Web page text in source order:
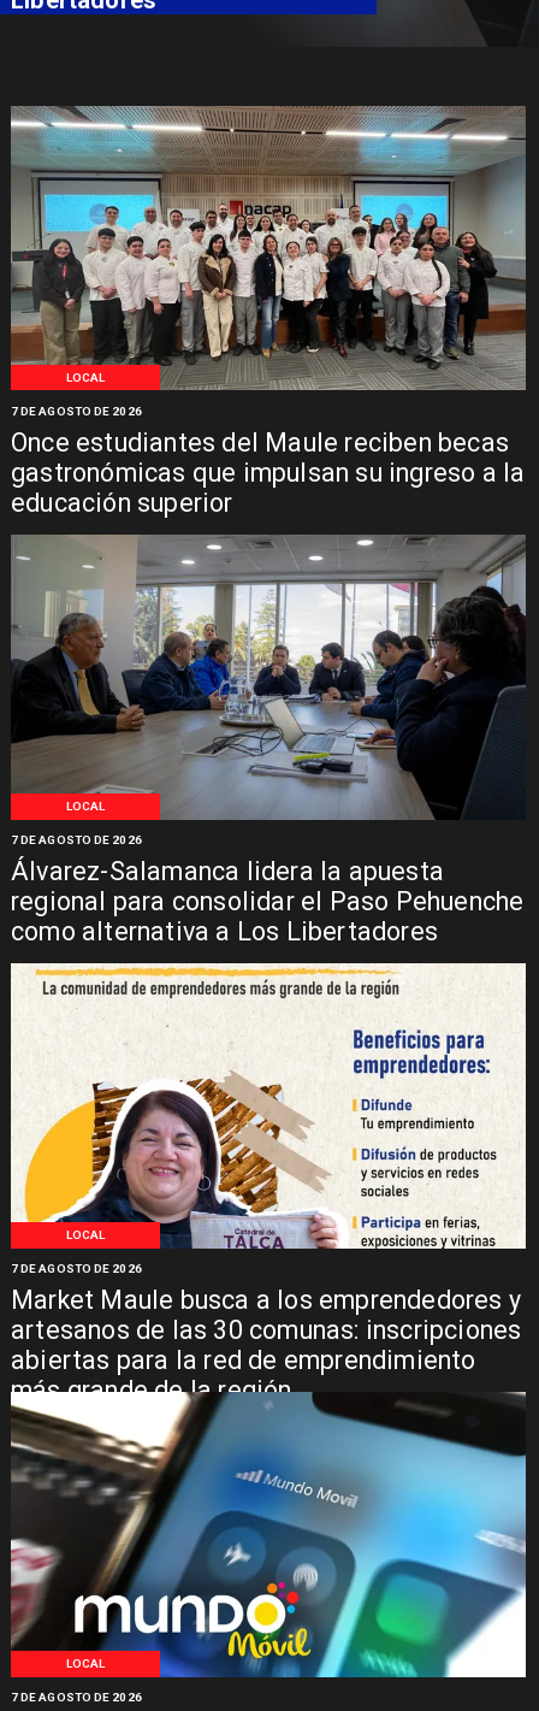
LOCAL
Once estudiantes del Maule reciben becas
gastronómicas que impulsan su ingreso a la
educación superior
7 DE AGOSTO DE 2026
LOCAL
Álvarez-Salamanca lidera la apuesta
regional para consolidar el Paso Pehuenche
como alternativa a Los Libertadores
7 DE AGOSTO DE 2026
LOCAL
Market Maule busca a los emprendedores y
artesanos de las 30 comunas: inscripciones
abiertas para la red de emprendimiento
más grande de la región
7 DE AGOSTO DE 2026
LOCAL
7 DE AGOSTO DE 2026